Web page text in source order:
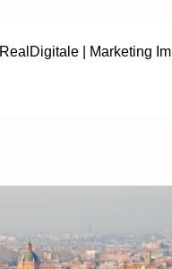
RealDigitale | Marketing